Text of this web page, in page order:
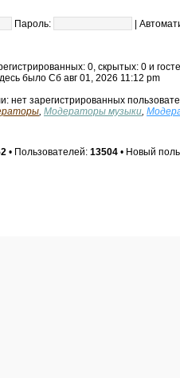
Пароль:
0, скрытых: 0 и
было Сб авг 01, 2026 11:12 pm
нет зарегистрированных
, Модераторы музыки,
• Пользователей: 13504 • Новый